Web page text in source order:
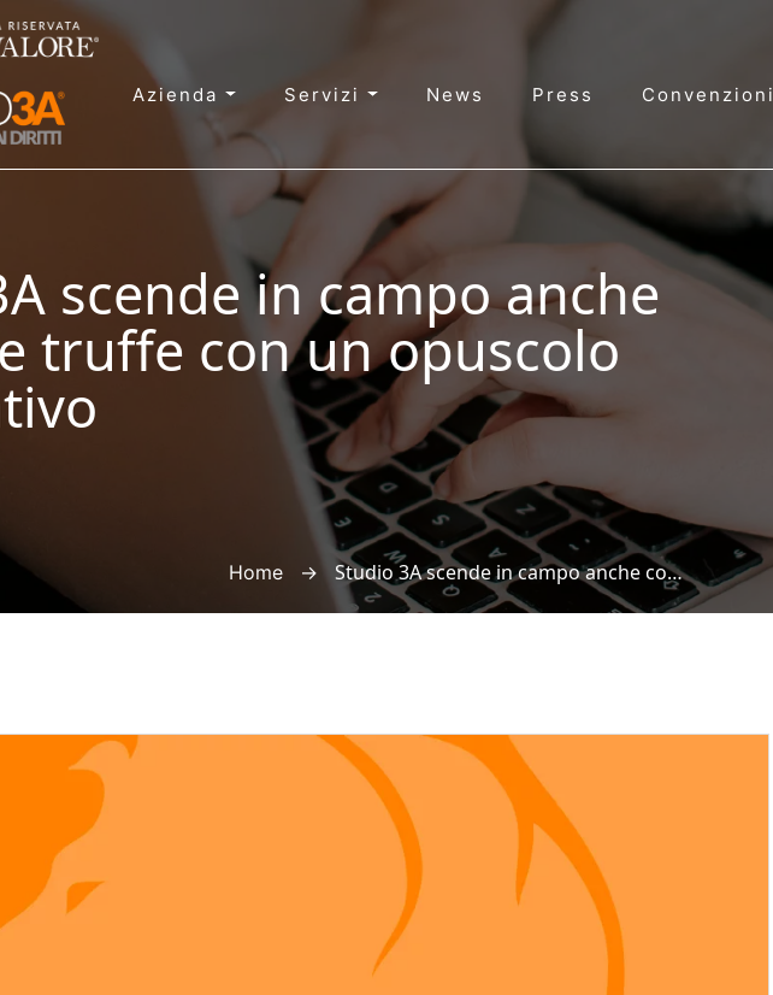
Azienda Servizi News Press Convenzioni
scende in campo anche
truffe con un opuscolo
Home → Studio 3A scende in campo anche contro le truffe con un opuscolo informativo